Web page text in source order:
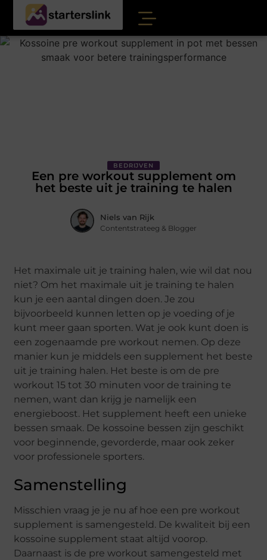
BEDRIJVEN
Een pre workout supplement om
het beste uit je training te halen
Niels van Rijk
Contentstrateeg & Blogger
Het maximale uit je training halen, wie wil dat nou
niet? Om het maximale uit je training te halen
kun je een aantal dingen doen. Je zou
bijvoorbeeld kunnen letten op je voeding of je
kunt meer gaan sporten. Wat je ook kunt doen is
een zogenaamde pre workout nemen. Op deze
manier kun je middels een supplement het beste
uit je training halen. Het beste is om de pre
workout 15 tot 30 minuten voor de training te
nemen, want dan krijg je namelijk een
energieboost. Het supplement heeft een unieke
bessen smaak. De kossoine bessen zijn geschikt
voor beginnende, gevorderde, maar ook zeker
voor professionele sporters.
Samenstelling
Misschien vraag je je nu af hoe een pre workout
supplement is samengesteld. De kwaliteit bij een
kossoine supplement staat altijd voorop.
Daarnaast is de pre workout samengesteld met